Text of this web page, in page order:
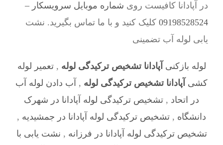
در آپادانا کافیست روی شماره موبایل سرویسکار –
09198528524 کلیک کنید و با ما تماس بگیرید. نشت
یابی لوله آب تضمینی
لوله بازکنی آپادانا تشخیص ترکیدگی لوله ,تعمیر لوله
کشی آپادانا تشخیص ترکیدگی لوله , آب دادن لوله آب
در اتحاد , تشخیص ترکیدگی لوله آپادانا در شهرک
دانشگاه , تشخیص ترکیدگی لوله آپادانا در جمشیدیه ,
تشخیص ترکیدگی لوله آپادانا در فرزانه , نشت یابی با